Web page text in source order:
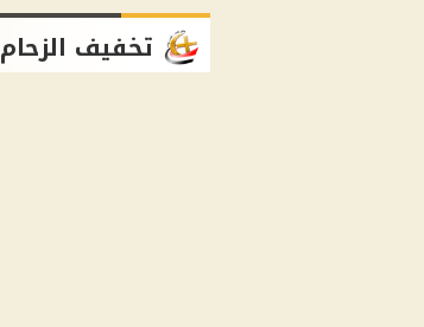
تخفيف الزحام